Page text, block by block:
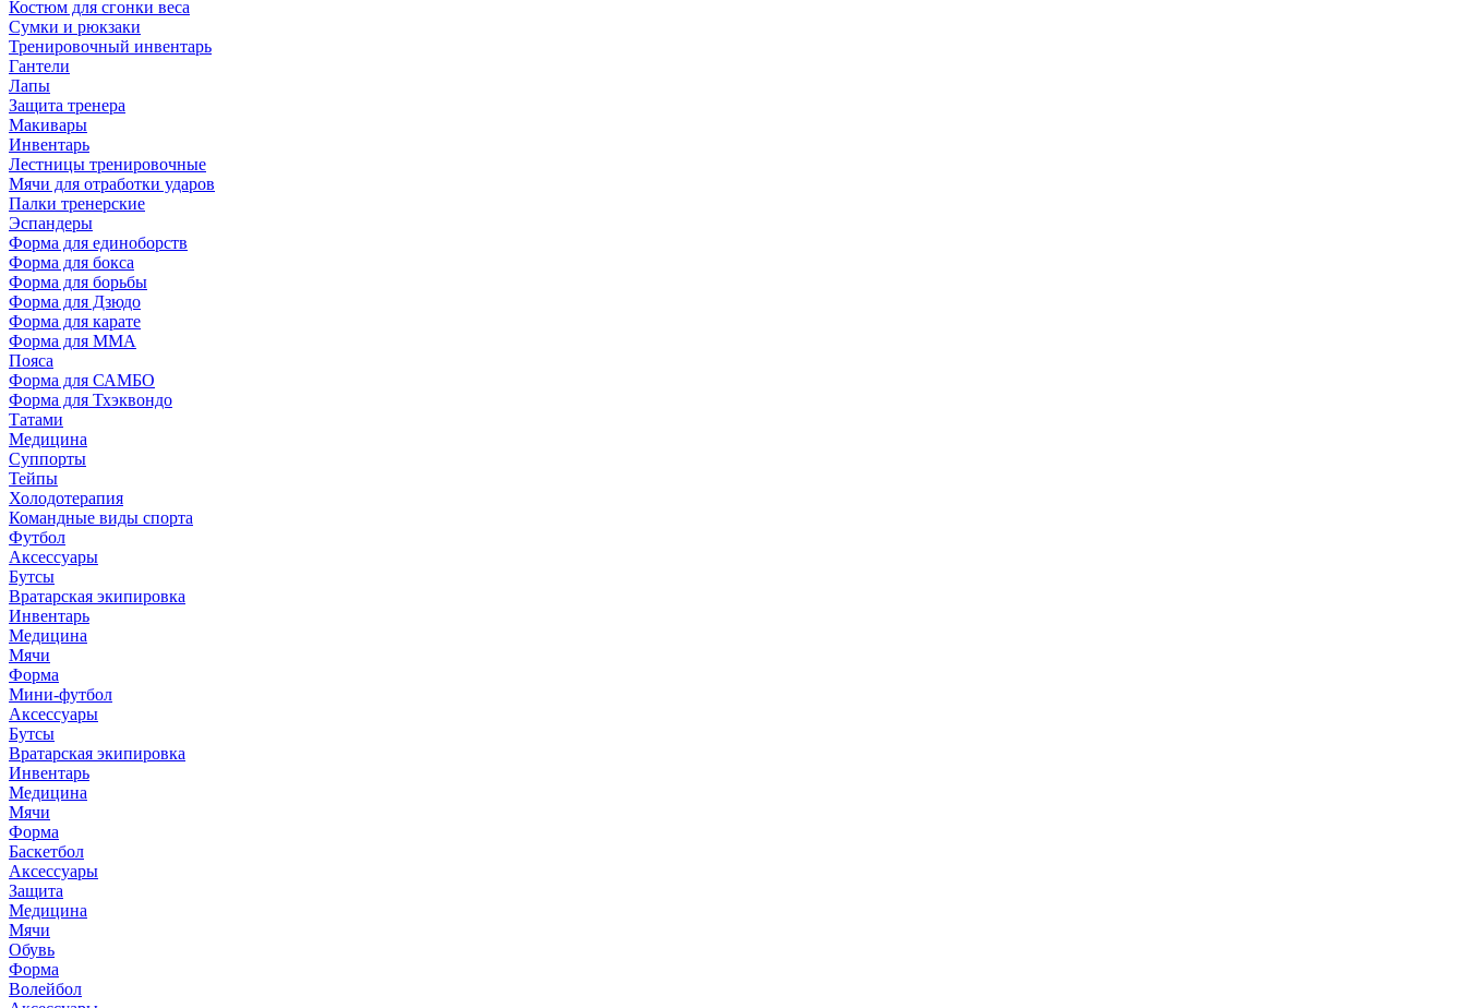
Костюм для сгонки веса
Сумки и рюкзаки
Тренировочный инвентарь
Гантели
Лапы
Защита тренера
Макивары
Инвентарь
Лестницы тренировочные
Мячи для отработки ударов
Палки тренерские
Эспандеры
Форма для единоборств
Форма для бокса
Форма для борьбы
Форма для Дзюдо
Форма для карате
Форма для MMA
Пояса
Форма для САМБО
Форма для Тхэквондо
Татами
Медицина
Суппорты
Тейпы
Холодотерапия
Командные виды спорта
Футбол
Аксессуары
Бутсы
Вратарская экипировка
Инвентарь
Медицина
Мячи
Форма
Мини-футбол
Аксессуары
Бутсы
Вратарская экипировка
Инвентарь
Медицина
Мячи
Форма
Баскетбол
Аксессуары
Защита
Медицина
Мячи
Обувь
Форма
Волейбол